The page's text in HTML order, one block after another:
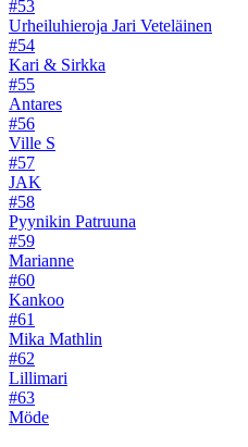
#53
Urheiluhieroja Jari Veteläinen
#54
Kari & Sirkka
#55
Antares
#56
Ville S
#57
JAK
#58
Pyynikin Patruuna
#59
Marianne
#60
Kankoo
#61
Mika Mathlin
#62
Lillimari
#63
Möde